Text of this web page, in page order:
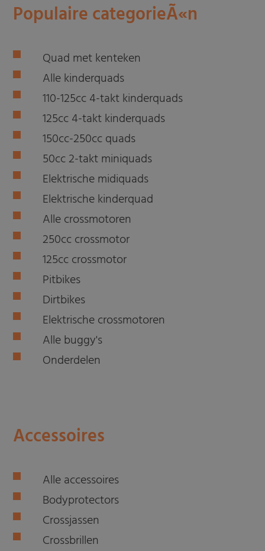
Populaire categorieÃ«n
Quad met kenteken
Alle kinderquads
110-125cc 4-takt kinderquads
125cc 4-takt kinderquads
150cc-250cc quads
50cc 2-takt miniquads
Elektrische midiquads
Elektrische kinderquad
Alle crossmotoren
250cc crossmotor
125cc crossmotor
Pitbikes
Dirtbikes
Elektrische crossmotoren
Alle buggy's
Onderdelen
Accessoires
Alle accessoires
Bodyprotectors
Crossjassen
Crossbrillen